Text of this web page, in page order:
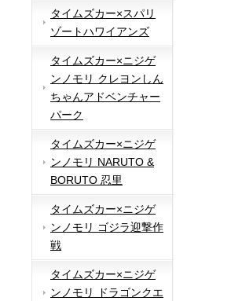
タイムズカー×スパリ
ゾートハワイアンズ
タイムズカー×ニジゲ
ンノモリ クレヨンしん
ちゃんアドベンチャー
パーク
タイムズカー×ニジゲ
ンノモリ NARUTO &
BORUTO 忍里
タイムズカー×ニジゲ
ンノモリ ゴジラ迎撃作
戦
タイムズカー×ニジゲ
ンノモリ ドラゴンクエ